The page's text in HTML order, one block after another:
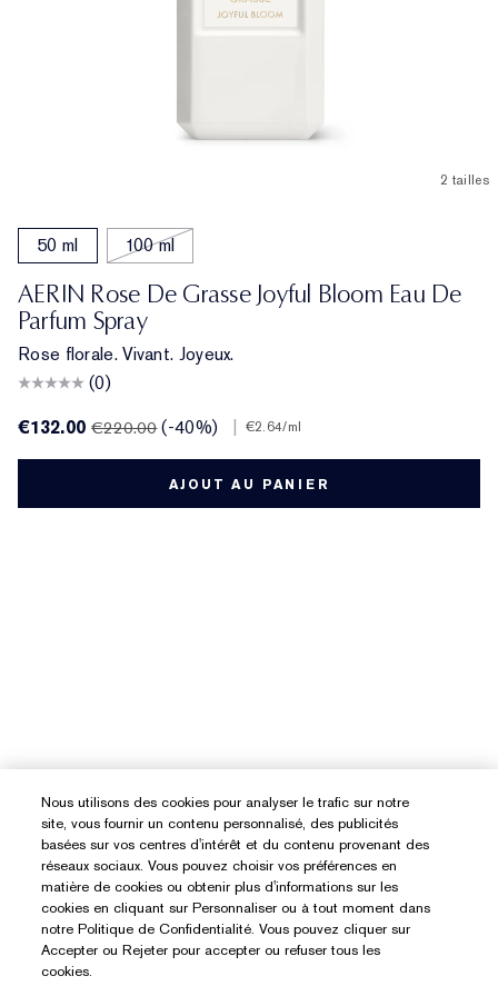
2 tailles
50 ml 100 ml
AERIN Rose De Grasse Joyful Bloom Eau De
Parfum Spray
Rose florale. Vivant. Joyeux.
(0)
€132.00€220.00 (-40%) €2.64/ml
AJOUT AU PANIER
Nous utilisons des cookies pour analyser le trafic sur notre
site, vous fournir un contenu personnalisé, des publicités
basées sur vos centres d'intérêt et du contenu provenant des
réseaux sociaux. Vous pouvez choisir vos préférences en
matière de cookies ou obtenir plus d'informations sur les
cookies en cliquant sur Personnaliser ou à tout moment dans
notre Politique de Confidentialité. Vous pouvez cliquer sur
Accepter ou Rejeter pour accepter ou refuser tous les
cookies.